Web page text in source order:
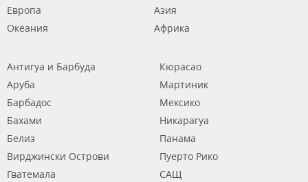
Европа
Азия
Океания
Африка
Антигуа и Барбуда
Аруба
Барбадос
Бахами
Белиз
Вирджински Острови
Гватемала
Кюрасао
Мартиник
Мексико
Никарагуа
Панама
Пуерто Рико
САЩ